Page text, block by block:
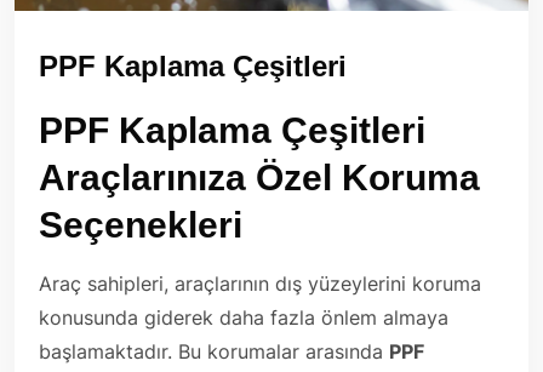
PPF Kaplama Çeşitleri
PPF Kaplama Çeşitleri
Araçlarınıza Özel Koruma
Seçenekleri
Araç sahipleri, araçlarının dış yüzeylerini koruma
konusunda giderek daha fazla önlem almaya
başlamaktadır. Bu korumalar arasında PPF